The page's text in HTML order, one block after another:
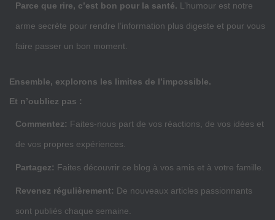
Parce que rire, c’est bon pour la santé. L’humour est notre
arme secrète pour rendre l’information plus digeste et pour vous
faire passer un bon moment.
Ensemble, explorons les limites de l’impossible.
Et n’oubliez pas :
Commentez: Faites-nous part de vos réactions, de vos idées et
de vos propres expériences.
Partagez: Faites découvrir ce blog à vos amis et à votre famille.
Revenez régulièrement: De nouveaux articles passionnants
sont publiés chaque semaine.